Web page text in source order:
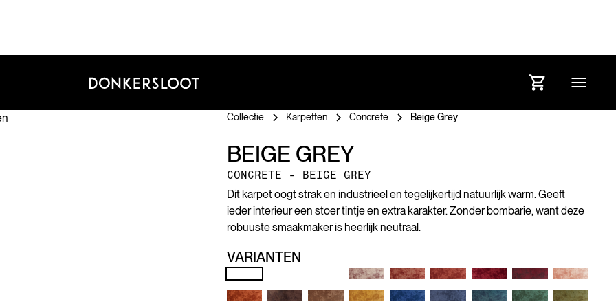
Collectie Karpetten Concrete Beige Grey
BEIGE GREY
CONCRETE - BEIGE GREY
Dit karpet oogt strak en industrieel en tegelijkertijd natuurlijk warm. Geeft
ieder interieur een stoer tintje en extra karakter. Zonder bombarie, want deze
robuuste smaakmaker is heerlijk neutraal.
VARIANTEN